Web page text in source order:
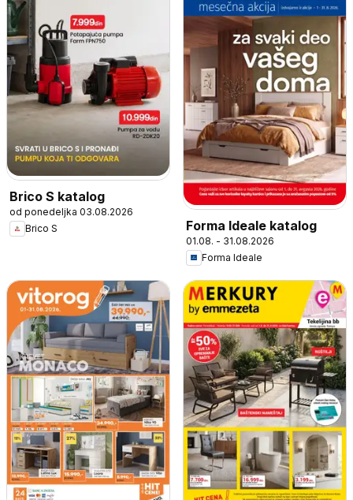
Brico S katalog
od ponedeljka 03.08.2026
Brico S
Forma Ideale katalog
01.08. - 31.08.2026
Forma Ideale